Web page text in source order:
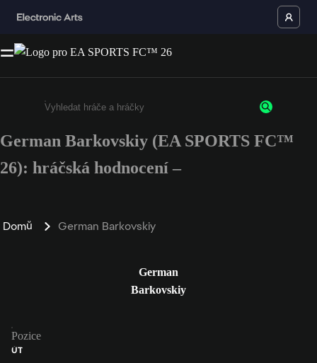
Enter a minimum of 3 characters or numbers
German Barkovskiy (EA SPORTS FC™
26): hráčská hodnocení –
Domů German Barkovskiy
German
Barkovskiy
Pozice
ÚT